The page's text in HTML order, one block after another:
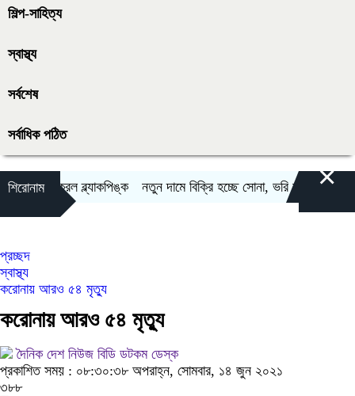
শিল্প-সাহিত্য
স্বাস্থ্য
সর্বশেষ
সর্বাধিক পঠিত
শিরোনাম
পূর্ণ করল ব্ল্যাকপিঙ্ক নতুন দামে বিক্রি হচ্ছে সোনা, ভরি কত? যেদিন
×
প্রচ্ছদ
স্বাস্থ্য
করোনায় আরও ৫৪ মৃত্যু
করোনায় আরও ৫৪ মৃত্যু
দৈনিক দেশ নিউজ বিডি ডটকম ডেস্ক
প্রকাশিত সময় : ০৮:৩০:৩৮ অপরাহ্ন, সোমবার, ১৪ জুন ২০২১
৩৮৮